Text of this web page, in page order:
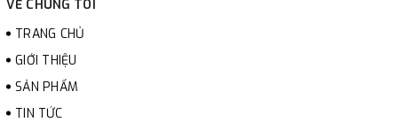
VỀ CHÚNG TÔI
TRANG CHỦ
GIỚI THIỆU
SẢN PHẨM
TIN TỨC